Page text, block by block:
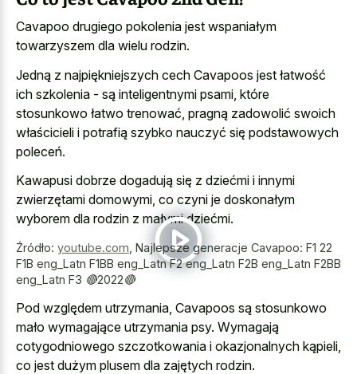
Cavapoo drugiego pokolenia jest wspaniałym
towarzyszem dla wielu rodzin.
Jedną z najpiękniejszych cech Cavapoos jest łatwość
ich szkolenia - są inteligentnymi psami , które
stosunkowo łatwo trenować, pragną zadowolić swoich
właścicieli i potrafią szybko nauczyć się podstawowych
poleceń.
Kawapusi dobrze dogadują się z dziećmi i innymi
zwierzętami domowymi, co czyni je doskonałym
wyborem dla rodzin z małymi dziećmi.
Źródło: youtube.com Najlepsze generacje Cavapoo: F1 22
F1B eng_Latn F1BB eng_Latn F2 eng_Latn F2B eng_Latn F2BB
eng_Latn F3 🔴2022🔴
Pod względem utrzymania, Cavapoos są stosunkowo
mało wymagające utrzymania psy. Wymagają
cotygodniowego szczotkowania i okazjonalnych kąpieli,
co jest dużym plusem dla zajętych rodzin.